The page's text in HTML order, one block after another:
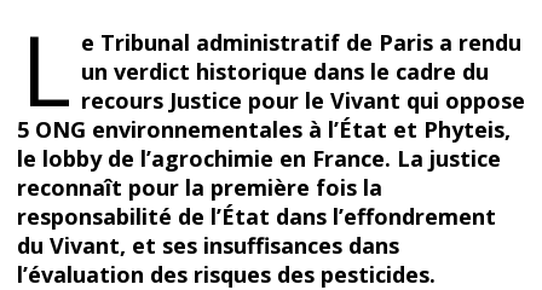
L e Tribunal administratif de Paris a rendu
un verdict historique dans le cadre du
recours Justice pour le Vivant qui oppose
5 ONG environnementales à l’État et Phyteis,
le lobby de l’agrochimie en France. La justice
reconnaît pour la première fois la
responsabilité de l’État dans l’effondrement
du Vivant, et ses insuffisances dans
l’évaluation des risques des pesticides.